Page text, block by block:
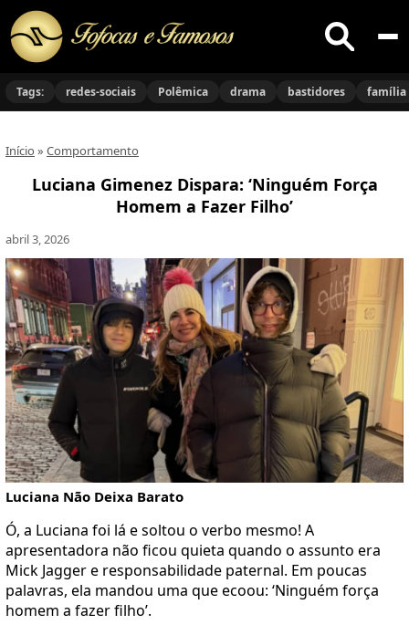
Buscar
no
Tags: redes-sociais Polêmica drama bastidores família
Início » Comportamento
Luciana Gimenez Dispara: ‘Ninguém Força
Homem a Fazer Filho’
abril 3, 2026
Luciana Não Deixa Barato
Ó, a Luciana foi lá e soltou o verbo mesmo! A
apresentadora não ficou quieta quando o assunto era
Mick Jagger e responsabilidade paternal. Em poucas
palavras, ela mandou uma que ecoou: ‘Ninguém força
homem a fazer filho’.